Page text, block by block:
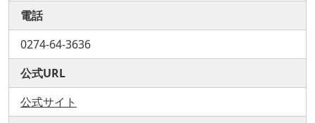
電話
0274-64-3636
公式URL
公式サイト